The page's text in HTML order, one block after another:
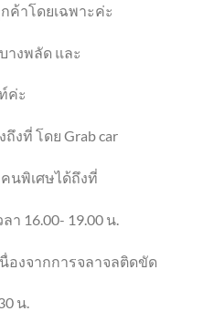
ค้าโดยเฉพาะค่ะ
บางพลัด และ
ค่ะ
งที่ โดย Grab car
นพิเศษได้ถึงที่
16.00- 19.00 น.
องจากการจลาจลติดขัด
น.